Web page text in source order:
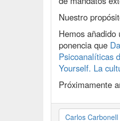
Nuestro
Hemos
ponencia que
Psicoanalíticas
Yourself. La
Próximamente
Carlos Carbonell